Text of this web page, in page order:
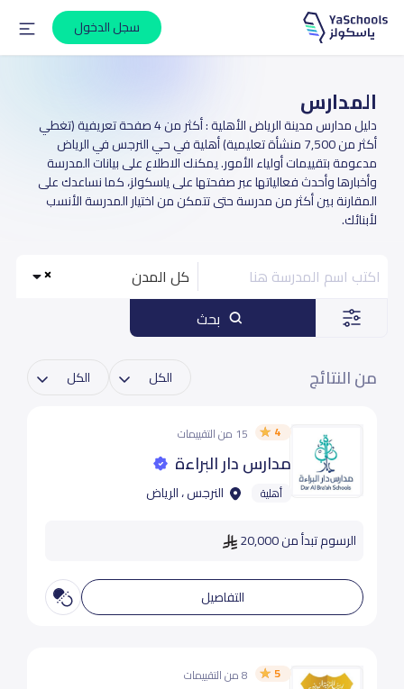
سجل الدخول
المدارس
دليل مدارس مدينة الرياض الأهلية : أكثر من 4 صفحة تعريفية (تغطي
أكثر من 7,500 منشأة تعليمية) أهلية في حي النرجس في الرياض
مدعومة بتقييمات أولياء الأمور. يمكنك الاطلاع على بيانات المدرسة
وأخبارها وأحدث فعالياتها عبر صفحتها على ياسكولز، كما نساعدك على
المقارنة بين أكثر من مدرسة حتى تتمكن من اختيار المدرسة الأنسب
لأبنائك.
كل المدن
من النتائج
4 15 من التقييمات
مدارس دار البراءة
أهلية النرجس ، الرياض
الرسوم تبدأ من 20,000
التفاصيل
5 8 من التقييمات